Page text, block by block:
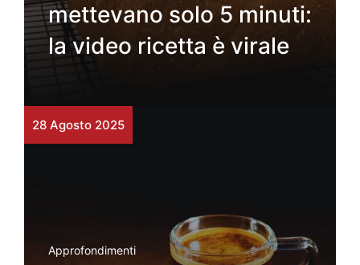
mettevano solo 5 minuti:
la video ricetta è virale
28 Agosto 2025
Approfondimenti